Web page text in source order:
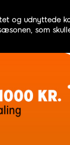
og udnyttede
som